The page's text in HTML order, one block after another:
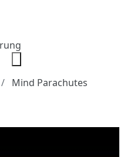
Mind Parachutes